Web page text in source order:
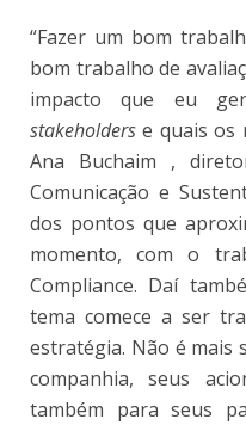
“Fazer um bom
bom trabalho de
impacto que eu
stakeholders e quais os
Ana Buchaim ,
Comunicação e
dos pontos que
momento, com o
Compliance. Daí
tema comece a ser
estratégia. Não é mais
companhia, seus
também para seus